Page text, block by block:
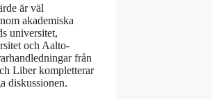
är väl
akademiska
universitet,
och Aalto-
från
Liber kompletterar
diskussionen.